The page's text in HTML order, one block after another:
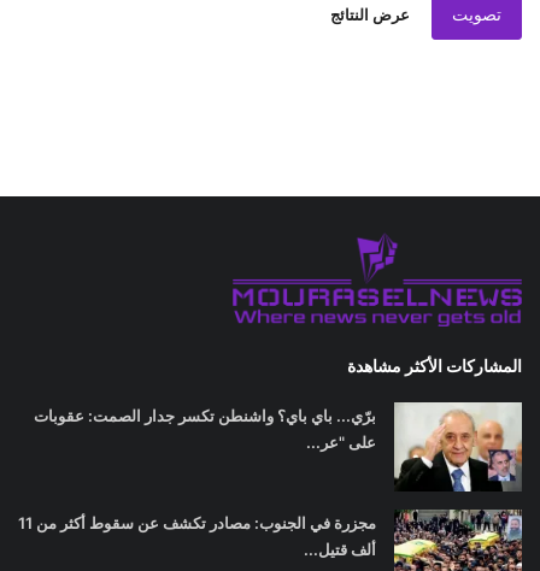
تصويت عرض النتائج
المشاركات الأكثر مشاهدة
برّي... باي باي؟ واشنطن تكسر جدار الصمت: عقوبات
على "عر...
مجزرة في الجنوب: مصادر تكشف عن سقوط أكثر من 11
ألف قتيل...